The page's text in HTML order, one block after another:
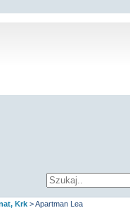
Krk >Apartman Lea